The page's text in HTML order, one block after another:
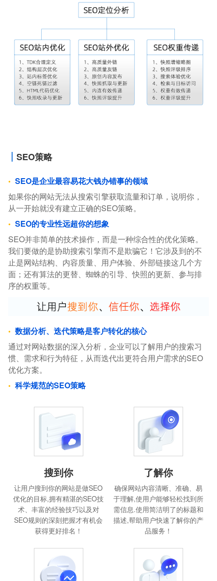
SEO策略
SEO是企业最容易花大钱办错事的领域
如果你的网站无法从搜索引擎获取流量和订单，说明你，
从一开始就没有建立正确的SEO策略。
SEO的专业性远超你的想象
SEO并非简单的技术操作，而是一种综合性的优化策略。
我们要做的是协助搜索引擎而不是欺骗它！它涉及到的不
止是网站结构、内容质量、用户体验、外部链接这几个方
面；还有算法的更替、蜘蛛的引导、快照的更新、参与排
序的权重等。
数据分析、迭代策略是客户转化的核心
通过对网站数据的深入分析，企业可以了解用户的搜索习
惯、需求和行为特征，从而迭代出更符合用户需求的SEO
优化方案。
科学规范的SEO策略
搜到你
让用户搜到你的网站是做SEO
优化的目标,拥有精湛的SEO技
术、丰富的经验技巧以及对
SEO规则的深刻把握才有机会
获得更好排名！
了解你
确保网站内容清晰、准确、易
于理解,使用户能够轻松找到所
需信息.使用简洁明了的标题和
描述,帮助用户快速了解你的产
品服务！